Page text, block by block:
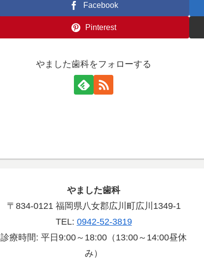
Facebook
Pinterest
やました歯科をフォローする
やました歯科
〒834-0121 福岡県八女郡広川町広川1349-1
TEL: 0942-52-3819
診療時間: 平日9:00～18:00（13:00～14:00昼休
み）